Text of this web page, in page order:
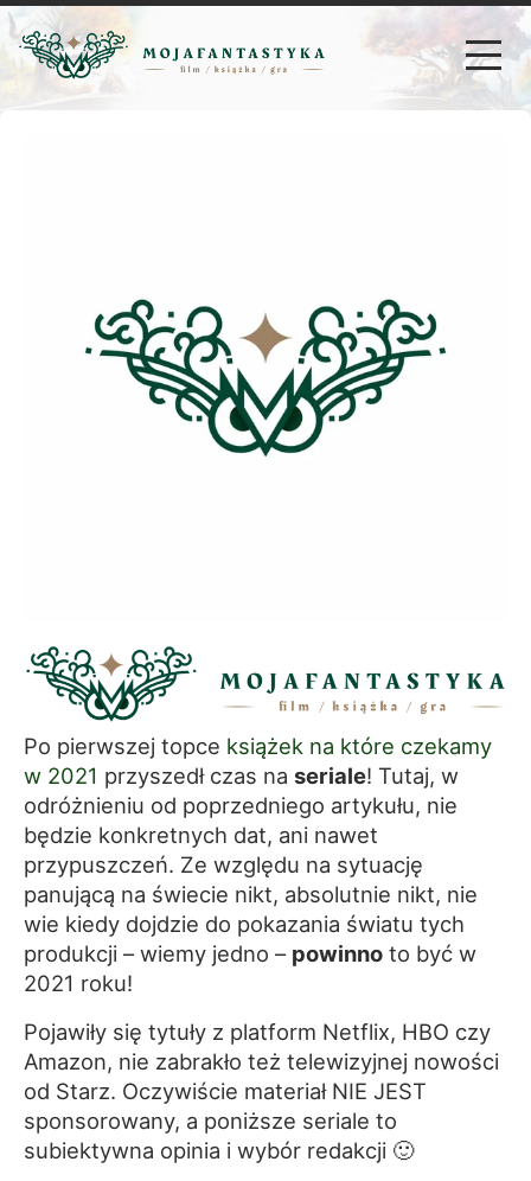
Po pierwszej topce książek na które czekamy
w 2021 przyszedł czas na seriale! Tutaj, w
odróżnieniu od poprzedniego artykułu, nie
będzie konkretnych dat, ani nawet
przypuszczeń. Ze względu na sytuację
panującą na świecie nikt, absolutnie nikt, nie
wie kiedy dojdzie do pokazania światu tych
produkcji – wiemy jedno – powinno to być w
2021 roku!
Pojawiły się tytuły z platform Netflix, HBO czy
Amazon, nie zabrakło też telewizyjnej nowości
od Starz. Oczywiście materiał NIE JEST
sponsorowany, a poniższe seriale to
subiektywna opinia i wybór redakcji 🙂